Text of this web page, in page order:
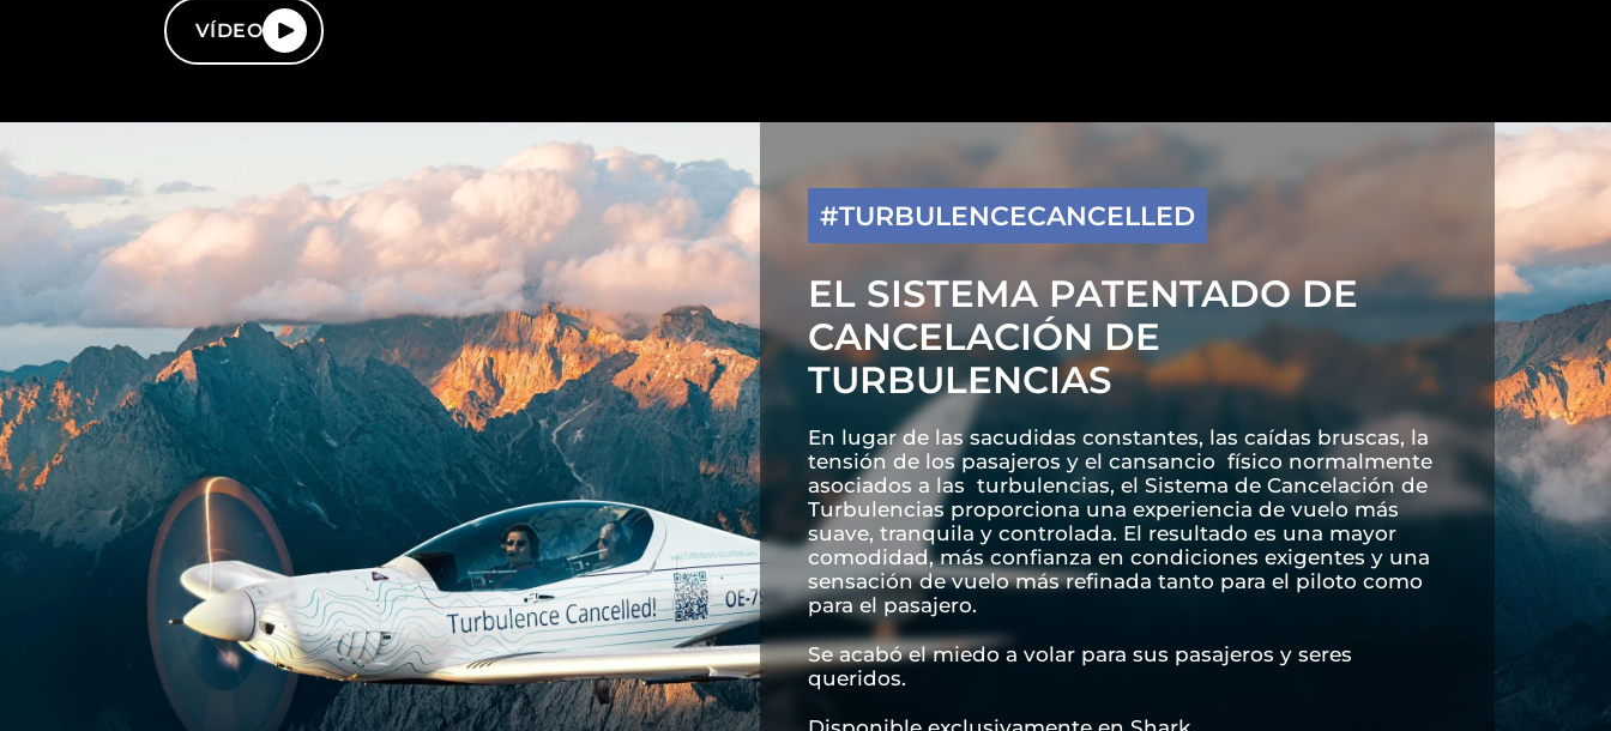
VÍDEO
#TURBULENCECANCELLED
EL SISTEMA PATENTADO DE
CANCELACIÓN DE
TURBULENCIAS
En lugar de las sacudidas constantes, las caídas bruscas, la
tensión de los pasajeros y el cansancio físico normalmente
asociados a las turbulencias, el Sistema de Cancelación de
Turbulencias proporciona una experiencia de vuelo más
suave, tranquila y controlada. El resultado es una mayor
comodidad, más confianza en condiciones exigentes y una
sensación de vuelo más refinada tanto para el piloto como
para el pasajero.
Se acabó el miedo a volar para sus pasajeros y seres
queridos.